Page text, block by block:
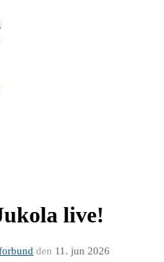
live!
den 11. jun 2026